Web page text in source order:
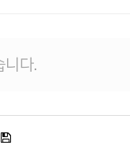
니다.